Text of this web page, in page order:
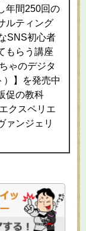
年間250回の
ルティング
SNS初心者
もらう講座
ゃのデジタ
）】を発売中
促の教科
クスペリエ
ァンジェリ